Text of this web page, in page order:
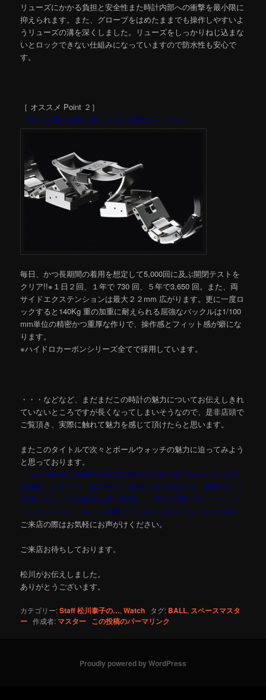
リューズにかかる負担と安全性また時計内部への衝撃を最小限に
抑えられます。また、グローブをはめたままでも操作しやすいよ
うリューズの溝を深くしました。リューズをしっかりねじ込まな
いとロックできない仕組みになっていますので防水性も安心で
す。
［ オススメ Point ２］
《140 Kg重の加重に耐えられる屈強なバックル》
毎日、かつ長期間の着用を想定して5,000回に及ぶ開閉テストを
クリア!!※１日２回、１年で 730 回、５年で3,650 回。また、両
サイドエクステンションは最大２２mm 広がります。更に一度ロ
ックすると140Kg 重の加重に耐えられる屈強なバックルは1/100
mm単位の精密かつ重厚な作りで、操作感とフィット感が癖にな
ります。
※ハイドロカーボンシリーズ全てで採用しています。
・・・などなど、まだまだこの時計の魅力についてお伝えしきれ
ていないところですが長くなってしまいそうなので、是非店頭で
ご覧頂き、実際に触れて魅力を感じて頂けたらと思います。
またこのタイトルで次々とボールウォッチの魅力に迫ってみよう
と思っております。
［ EXTREME CAMPAIGN 2013年7月13日〜8月15日］も店頭で
実施致しますので、あわせてご案内させて頂きます。期間中にご
来店いただいたお客様先着10名様に〈 BALL特製 UVトーチ（ブ
ラックライト）〉を、その場でプレゼントさせていただきます。
ご来店の際はお気軽にお声がけください。
ご来店お待ちしております。
松川がお伝えしました。
ありがとうございます。
カテゴリー:Staff 松川泰子の…,Watch タグ: BALL, スペースマスタ
ー 作成者: マスター この投稿のパーマリンク
Proudly powered by WordPress